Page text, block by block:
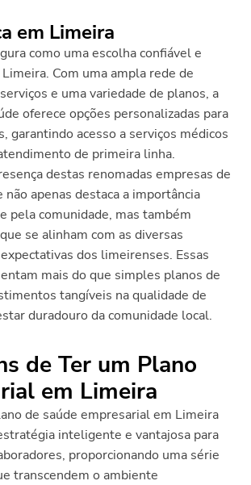
em Limeira
como uma escolha confiável e
Com uma ampla rede de
e uma variedade de planos, a
oferece opções personalizadas para
garantindo acesso a serviços médicos
de primeira linha.
destas renomadas empresas de
não apenas destaca a importância
pela comunidade, mas também
se alinham com as diversas
dos limeirenses. Essas
mais do que simples planos de
tangíveis na qualidade de
duradouro da comunidade local.
de Ter um Plano
em Limeira
de saúde empresarial em Limeira
inteligente e vantajosa para
proporcionando uma série
transcendem o ambiente